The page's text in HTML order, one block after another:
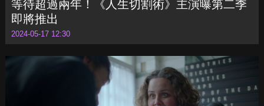
等待超過兩年！《人生切割術》主演曝第二季